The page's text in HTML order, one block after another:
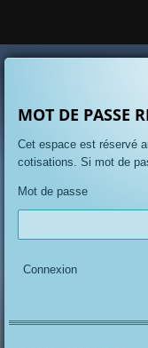
contenu
MOT DE PASSE
Cet espace est réservé
cotisations. Si mot de
Mot de passe
Connexion